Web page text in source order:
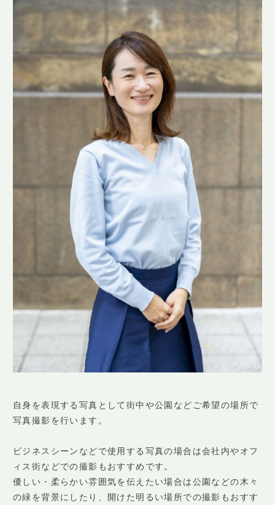
自身を表現する写真として街中や公園などご希望の場所で
写真撮影を行います。
ビジネスシーンなどで使用する写真の場合は会社内やオフ
ィス街などでの撮影もおすすめです。
優しい・柔らかい雰囲気を伝えたい場合は公園などの木々
の緑を背景にしたり、開けた明るい場所での撮影もおすす